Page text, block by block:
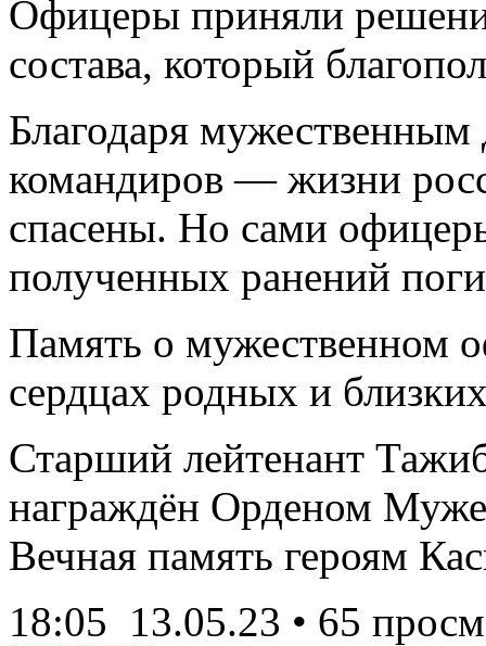
Офицеры приняли
состава, который
Благодаря мужественным
командиров — жизни
спасены. Но сами
полученных ранений
Память о мужественном
сердцах родных и
Старший лейтенант
награждён Орденом
Вечная память героям
18:05 13.05.23 • 65